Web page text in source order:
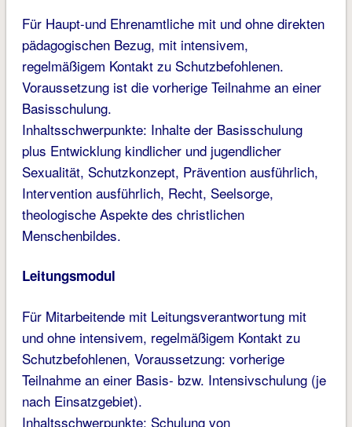
Für Haupt-und Ehrenamtliche mit und ohne direkten
pädagogischen Bezug, mit intensivem,
regelmäßigem Kontakt zu Schutzbefohlenen.
Voraussetzung ist die vorherige Teilnahme an einer
Basisschulung.
Inhaltsschwerpunkte: Inhalte der Basisschulung
plus Entwicklung kindlicher und jugendlicher
Sexualität, Schutzkonzept, Prävention ausführlich,
Intervention ausführlich, Recht, Seelsorge,
theologische Aspekte des christlichen
Menschenbildes.
Leitungsmodul
Für Mitarbeitende mit Leitungsverantwortung mit
und ohne intensivem, regelmäßigem Kontakt zu
Schutzbefohlenen, Voraussetzung: vorherige
Teilnahme an einer Basis- bzw. Intensivschulung (je
nach Einsatzgebiet).
Inhaltsschwerpunkte: Schulung von